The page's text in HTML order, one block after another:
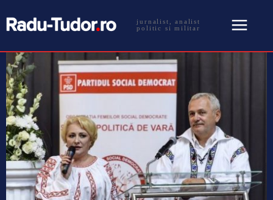
jurnalist, analist
politic si militar